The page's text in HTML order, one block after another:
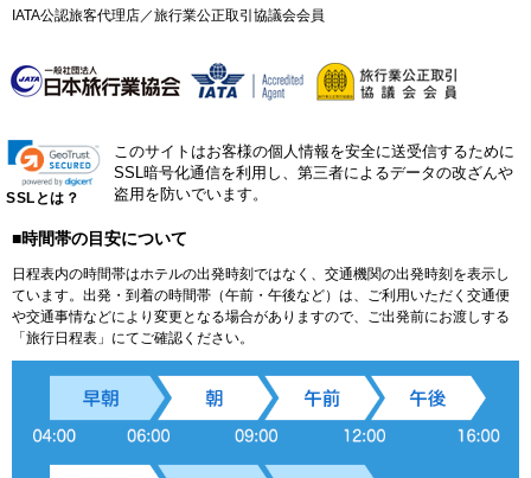
IATA公認旅客代理店／旅行業公正取引協議会会員
SSLとは？
このサイトはお客様の個人情報を安全に送受信するために
SSL暗号化通信を利用し、第三者によるデータの改ざんや
盗用を防いでいます。
■時間帯の目安について
日程表内の時間帯はホテルの出発時刻ではなく、交通機関の出発時刻を表示し
ています。出発・到着の時間帯（午前・午後など）は、ご利用いただく交通便
や交通事情などにより変更となる場合がありますので、ご出発前にお渡しする
「旅行日程表」にてご確認ください。